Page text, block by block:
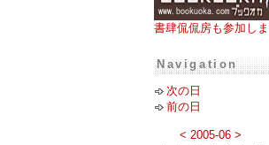
書肆侃侃房も参加しま
Navigation
次の日
前の日
< 2005-06 >